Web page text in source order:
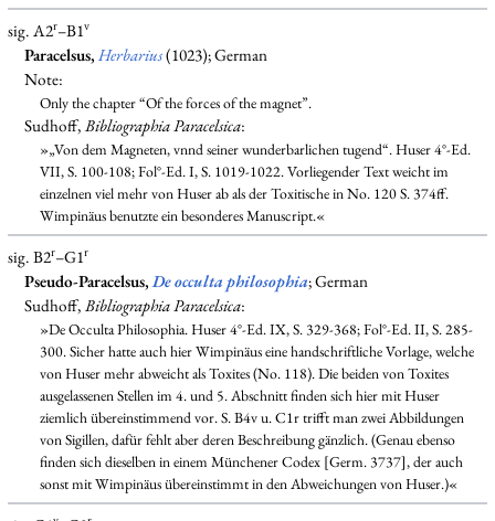
sig. A2r–B1v
Paracelsus,Herbarius(1023); German
Note:
Only the chapter “Of the forces of the magnet”.
Sudhoff,Bibliographia Paracelsica:
»„Von dem Magneten, vnnd seiner wunderbarlichen tugend“. Huser 4°-Ed.
VII, S. 100-108; Fol°-Ed. I, S. 1019-1022. Vorliegender Text weicht im
einzelnen viel mehr von Huser ab als der Toxitische in No. 120 S. 374ff.
Wimpinäus benutzte ein besonderes Manuscript.«
sig. B2r–G1r
Pseudo-Paracelsus,De occulta philosophia; German
Sudhoff,Bibliographia Paracelsica:
»De Occulta Philosophia. Huser 4°-Ed. IX, S. 329-368; Fol°-Ed. II, S. 285-
300. Sicher hatte auch hier Wimpinäus eine handschriftliche Vorlage, welche
von Huser mehr abweicht als Toxites (No. 118). Die beiden von Toxites
ausgelassenen Stellen im 4. und 5. Abschnitt finden sich hier mit Huser
ziemlich übereinstimmend vor. S. B4v u. C1r trifft man zwei Abbildungen
von Sigillen, dafür fehlt aber deren Beschreibung gänzlich. (Genau ebenso
finden sich dieselben in einem Münchener Codex [Germ. 3737], der auch
sonst mit Wimpinäus übereinstimmt in den Abweichungen von Huser.)«